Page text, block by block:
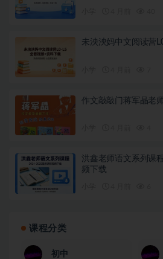
未泱泱妈中文阅读营
作文敲敲门蒋军晶老
洪鑫老师语文系列课
频下载
课程分类
初中